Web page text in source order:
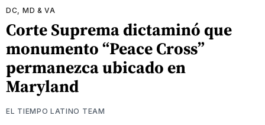
DC, MD & VA
Corte Suprema dictaminó que
monumento “Peace Cross”
permanezca ubicado en
Maryland
EL TIEMPO LATINO TEAM